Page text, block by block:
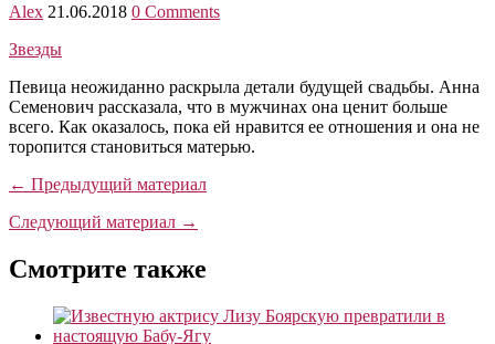
Alex 21.06.2018 0 Comments
Звезды
Певица неожиданно раскрыла детали будущей свадьбы. Анна
Семенович рассказала, что в мужчинах она ценит больше
всего. Как оказалось, пока ей нравится ее отношения и она не
торопится становиться матерью.
← Предыдущий материал
Следующий материал →
Смотрите также